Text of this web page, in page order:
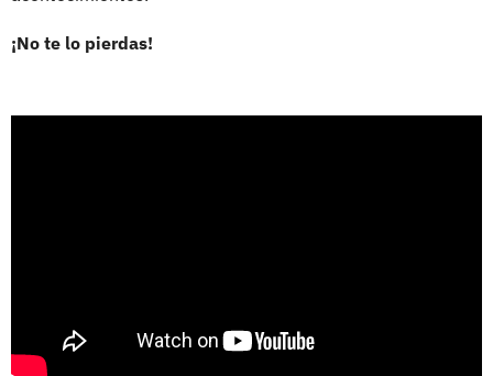
¡No te lo pierdas!